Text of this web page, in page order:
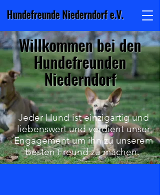
Willkommen bei den
Hundefreunden
Niederndorf
Jeder Hund ist einzigartig und
liebenswert und verdient unser
Engagement um ihn zu unserem
besten Freund zu machen.
Hundefreunde Niederndorf e.V.